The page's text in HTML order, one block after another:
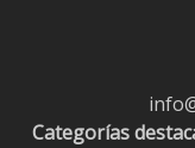
Categorías